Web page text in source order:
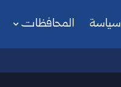
سياسة المحافظات